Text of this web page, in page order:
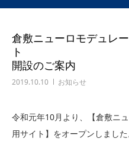
倉敷ニューロモデュレ
ト
開設のご案内
2019.10.10 お知らせ
令和元年10月より、【倉敷ニ
用サイト】をオープンしました
熱凝固療法
対象疾患